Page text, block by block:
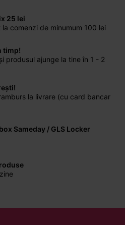
25 lei
comenzi de minumum 100 lei
timp!
produsul ajunge la tine în 1 - 2
la livrare (cu card bancar
Sameday / GLS Locker